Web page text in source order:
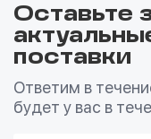
Оставьте
поставки
Ответим в
будет у вас в